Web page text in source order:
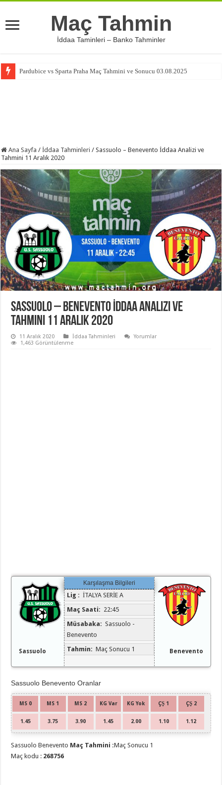
Maç Tahmin
İddaa Taminleri – Banko Tahminler
Pardubice vs Sparta Praha Maç Tahmini ve Sonucu 03.08.2025
Ana Sayfa / İddaa Tahminleri / Sassuolo – Benevento İddaa Analizi ve
Tahmini 11 Aralık 2020
Sassuolo – Benevento İddaa Analizi ve
Tahmini 11 Aralık 2020
11 Aralık 2020 İddaa Tahminleri
Yorumlar
1,463 Görüntülenme
Sassuolo
Karşılaşma Bilgileri
Lig : İTALYA SERİE A
Maç Saati: 22:45
Müsabaka: Sassuolo -
Benevento
Tahmin: Maç Sonucu 1 Benevento
Sassuolo Benevento Oranlar
MS 0 MS 1 MS 2 KG Var KG Yok ÇŞ 1 ÇŞ 2
1.45 3.75 3.90 1.45 2.00 1.10 1.12
Sassuolo Benevento Maç Tahmini :Maç Sonucu 1
Maç kodu : 268756